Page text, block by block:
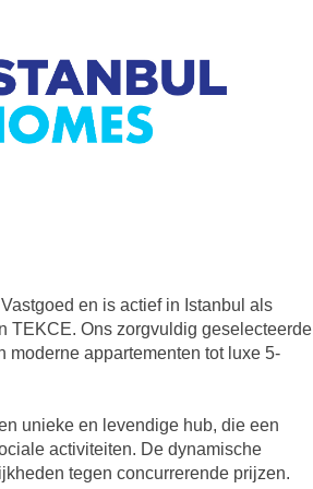
en is actief in Istanbul als
TEKCE. Ons zorgvuldig geselecteerde
moderne appartementen tot luxe 5-
unieke en levendige hub, die een
activiteiten. De dynamische
tegen concurrerende prijzen.